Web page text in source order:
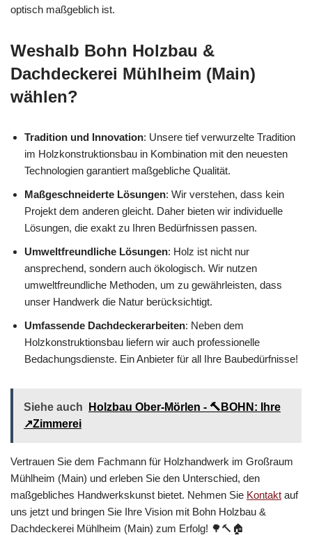
optisch maßgeblich ist.
Weshalb Bohn Holzbau &
Dachdeckerei Mühlheim (Main)
wählen?
Tradition und Innovation: Unsere tief verwurzelte Tradition
im Holzkonstruktionsbau in Kombination mit den neuesten
Technologien garantiert maßgebliche Qualität.
Maßgeschneiderte Lösungen: Wir verstehen, dass kein
Projekt dem anderen gleicht. Daher bieten wir individuelle
Lösungen, die exakt zu Ihren Bedürfnissen passen.
Umweltfreundliche Lösungen: Holz ist nicht nur
ansprechend, sondern auch ökologisch. Wir nutzen
umweltfreundliche Methoden, um zu gewährleisten, dass
unser Handwerk die Natur berücksichtigt.
Umfassende Dachdeckerarbeiten: Neben dem
Holzkonstruktionsbau liefern wir auch professionelle
Bedachungsdienste. Ein Anbieter für all Ihre Baubedürfnisse!
Siehe auch
Holzbau Ober-Mörlen - 🔨BOHN: Ihre
↗️Zimmerei
Vertrauen Sie dem Fachmann für Holzhandwerk im Großraum
Mühlheim (Main) und erleben Sie den Unterschied, den
maßgebliches Handwerkskunst bietet. Nehmen Sie Kontakt auf
uns jetzt und bringen Sie Ihre Vision mit Bohn Holzbau &
Dachdeckerei Mühlheim (Main) zum Erfolg! 🌳🔨🏠